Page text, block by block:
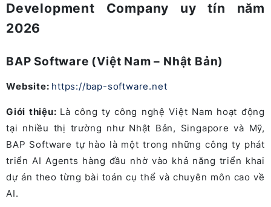
Development Company uy tín năm
2026
BAP Software (Việt Nam – Nhật Bản)
Website: https://bap-software.net
Giới thiệu: Là công ty công nghệ Việt Nam hoạt động
tại nhiều thị trường như Nhật Bản, Singapore và Mỹ,
BAP Software tự hào là một trong những công ty phát
triển AI Agents hàng đầu nhờ vào khả năng triển khai
dự án theo từng bài toán cụ thể và chuyên môn cao về
AI.